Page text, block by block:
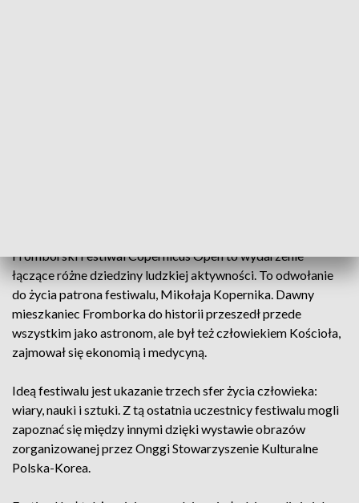
Fromborski Festiwal Copernicus Open to wydarzenie
łączące różne dziedziny ludzkiej aktywności. To odwołanie
do życia patrona festiwalu, Mikołaja Kopernika. Dawny
mieszkaniec Fromborka do historii przeszedł przede
wszystkim jako astronom, ale był też człowiekiem Kościoła,
zajmował się ekonomią i medycyną.
Ideą festiwalu jest ukazanie trzech sfer życia człowieka:
wiary, nauki i sztuki. Z tą ostatnia uczestnicy festiwalu mogli
zapoznać się między innymi dzięki wystawie obrazów
zorganizowanej przez Onggi Stowarzyszenie Kulturalne
Polska-Korea.